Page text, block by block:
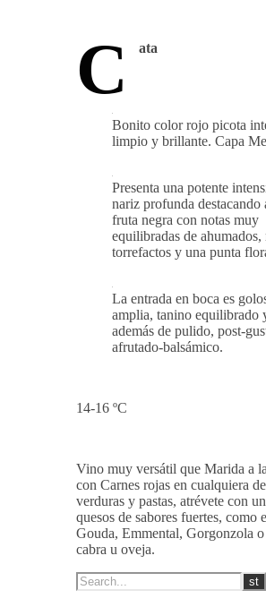
C ata
Bonito color rojo picota
limpio y brillante. Capa
Presenta una potente
nariz profunda destacando
fruta negra con notas muy
equilibradas de ahumados,
torrefactos y una punta
La entrada en boca es
amplia, tanino equilibrado
además de pulido, post-
afrutado-balsámico.
14-16 ºC
Vino muy versátil que Marida a
con Carnes rojas en cualquiera
verduras y pastas, atrévete con
quesos de sabores fuertes, como
Gouda, Emmental, Gorgonzola o
cabra u oveja.